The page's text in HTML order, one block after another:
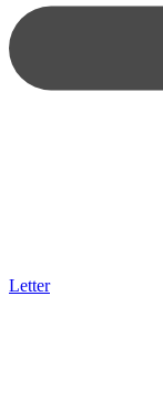
Letter